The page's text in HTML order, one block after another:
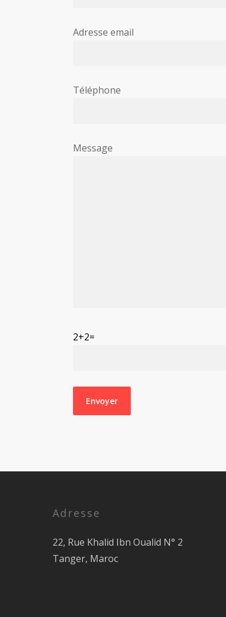
Adresse email
Téléphone
Message
2+2=
Adresse
22, Rue Khalid Ibn Oualid N° 2
Tanger, Maroc